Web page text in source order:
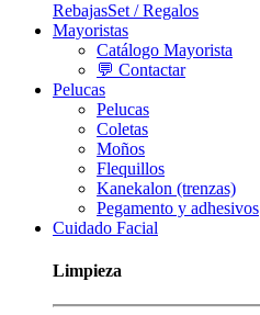
RebajasSet / Regalos
Mayoristas
Catálogo Mayorista
💬 Contactar
Pelucas
Pelucas
Coletas
Moños
Flequillos
Kanekalon (trenzas)
Pegamento y adhesivos
Cuidado Facial
Limpieza